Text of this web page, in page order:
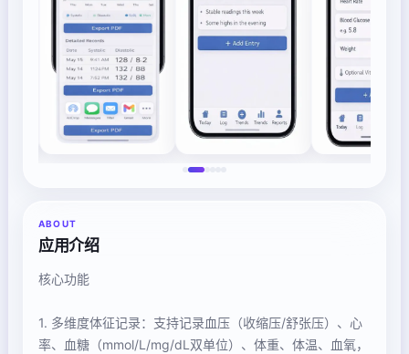
ABOUT
应用介绍
核心功能
1. 多维度体征记录：支持记录血压（收缩压/舒张压）、心
率、血糖（mmol/L/mg/dL双单位）、体重、体温、血氧，